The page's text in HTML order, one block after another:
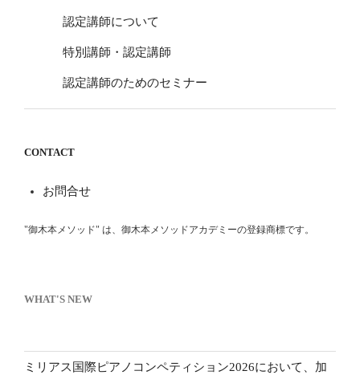
認定講師について
特別講師・認定講師
認定講師のためのセミナー
CONTACT
お問合せ
"御木本メソッド" は、御木本メソッドアカデミーの登録商標です。
WHAT'S NEW
ミリアス国際ピアノコンペティション2026において、加